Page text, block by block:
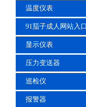
温度仪表
91茄子成人网站入口
显示仪表
压力变送器
巡检仪
报警器